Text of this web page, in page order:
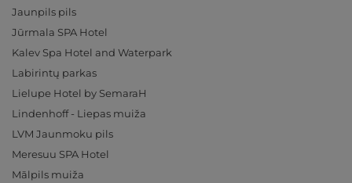
Jaunpils pils
Jūrmala SPA Hotel
Kalev Spa Hotel and Waterpark
Labirintų parkas
Lielupe Hotel by SemaraH
Lindenhoff - Liepas muiža
LVM Jaunmoku pils
Meresuu SPA Hotel
Mālpils muiža